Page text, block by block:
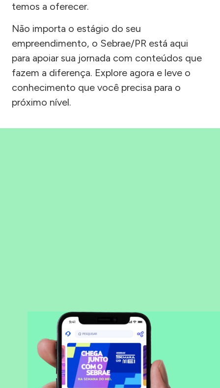
temos a oferecer.
Não importa o estágio do seu
empreendimento, o Sebrae/PR está aqui
para apoiar sua jornada com conteúdos que
fazem a diferença. Explore agora e leve o
conhecimento que você precisa para o
próximo nível.